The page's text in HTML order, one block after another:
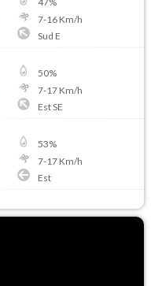
7-16Km/h
Sud E
50%
7-17Km/h
Est SE
53%
7-17Km/h
Est